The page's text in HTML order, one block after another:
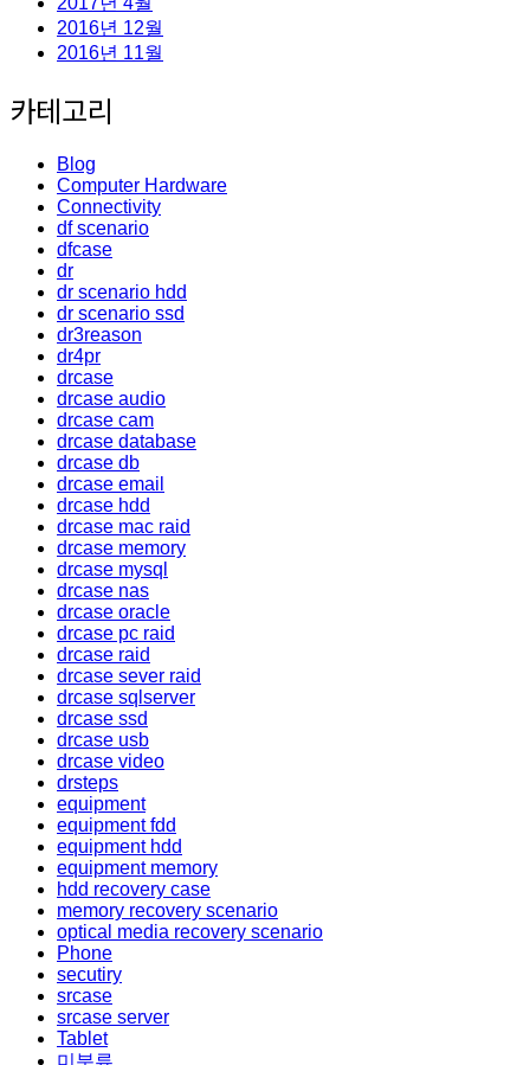
2016년 12월
2016년 11월
카테고리
Blog
Computer Hardware
Connectivity
df scenario
dfcase
dr
dr scenario hdd
dr scenario ssd
dr3reason
dr4pr
drcase
drcase audio
drcase cam
drcase database
drcase db
drcase email
drcase hdd
drcase mac raid
drcase memory
drcase mysql
drcase nas
drcase oracle
drcase pc raid
drcase raid
drcase sever raid
drcase sqlserver
drcase ssd
drcase usb
drcase video
drsteps
equipment
equipment fdd
equipment hdd
equipment memory
hdd recovery case
memory recovery scenario
optical media recovery scenario
Phone
secutiry
srcase
srcase server
Tablet